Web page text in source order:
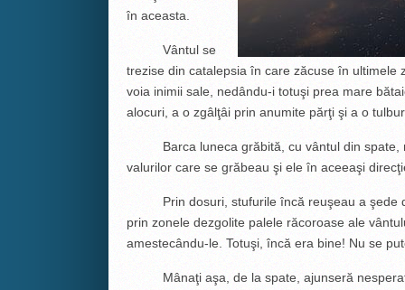
în aceasta.
Vântul se
trezise din catalepsia în care zăcuse în
voia inimii sale, nedându-i totuşi prea mare
alocuri, a o zgâlţâi prin anumite părţi şi a o
Barca luneca grăbită, cu vântul din spate,
valurilor care se grăbeau şi ele în aceeaşi
Prin dosuri, stufurile încă reuşeau a şede
prin zonele dezgolite palele răcoroase ale
amestecându-le. Totuşi, încă era bine! Nu se
Mânaţi aşa, de la spate, ajunseră nesperat